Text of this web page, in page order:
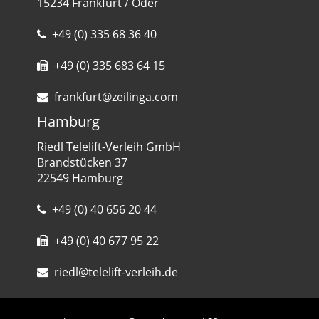
+49 (0) 335 68 36 40
+49 (0) 335 683 64 15
frankfurt@zeilinga.com
Hamburg
Riedl Telelift-Verleih GmbH
Brandstücken 37
22549 Hamburg
+49 (0) 40 656 20 44
+49 (0) 40 677 95 22
riedl@telelift-verleih.de